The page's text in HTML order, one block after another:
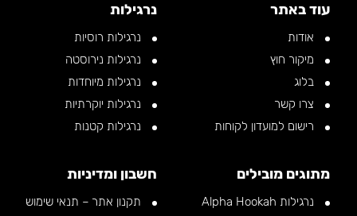
עוד באתר
אודות
מיקור חוץ
בלוג
צרו קשר
רישום למועדון לקוחות
נרגילות
נרגילות רוסיות
נרגילות נירוסטה
נרגילות מיוחדות
נרגילות יוקרתיות
נרגילות קטנות
מתוגים מובילים
נרגילות Alpha Hookah
חשבון ומדיניות
תקנון אתר – תנאי שימוש